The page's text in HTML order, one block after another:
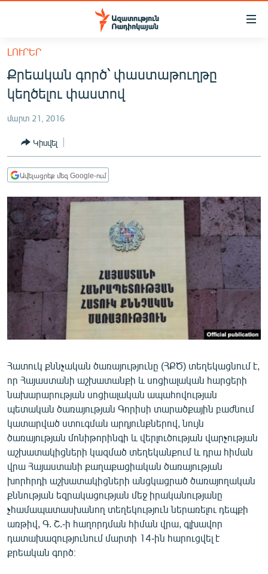
Մատչելիության
հիմնական
բովանդակությանը
Անցնել
հիմնական
մենյուին
ՀԱՅԱՍՏԱՆ
ՔԱՂԱՔԱԿԱՆ
ԸՆՏՐՈՒԹՅՈՒՆՆԵՐ 2026
ԻՐԱՎՈՒՆՔ
ՀԱՍԱՐԱԿՈՒԹՅՈՒՆ
ՂԱՐԱԲԱՂ
ՊԱՏԵՐԱԶՄԻ 6 ՇԱԲԱԹՆԵՐԸ
ՏԱՐԱԾԱՇՐՋԱՆ
ՄԻՋԱԶԳԱՅԻՆ
ՄՇԱԿՈՒՅԹ
ՍՊՈՐՏ
ՄԵԿՆԱԲԱՆՈՒԹՅՈՒՆ
ՏՏ ԵՒ ԻՆՏԵՐՆԵՏ
ԿՈՐՈՆԱՎԻՐՈՒՍ
ԱՐԽԻՎ
ՏԵՍԱՆՅՈՒԹԵՐ
ԲԱՆԱՎԵՃ
ՁԳՏԵԼՈՎ ԼԱՎԱԳՈՒՅՆԻՆ
ՓՈԴՔԱՍԹ
Հայերեն
English
ԼՈՒՐԵՐ
Քրեական գործ՝ փաստաթուղթը
կեղծելու փաստով
մարտ 21, 2016
Կիսվել
Ավելացրեք մեզ Google-ում
Հատուկ քննչական ծառայությունը (ՀՔԾ) տեղեկացնում է,
որ Հայաստանի աշխատանքի և սոցիալական հարցերի
նախարարության սոցիալական ապահովության
պետական ծառայության Գորիսի տարածքային բաժնում
կատարված ստուգման արդյունքներով, նույն
ծառայության մոնիթորինգի և վերլուծության վարչության
աշխատակիցների կազմած տեղեկանքում և դրա հիման
վրա Հայաստանի քաղաքացիական ծառայության
խորհրդի աշխատակիցների անցկացրած ծառայողական
քննության եզրակացության մեջ իրականությանը
չհամապատասխանող տեղեկություն ներառելու դեպքի
առթիվ, Գ. Շ.-ի հաղորդման հիման վրա, գլխավոր
դատախազությունում մարտի 14-ին հարուցվել է
քրեական գործ։